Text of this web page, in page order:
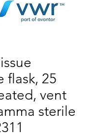
flask, 25
vent
sterile